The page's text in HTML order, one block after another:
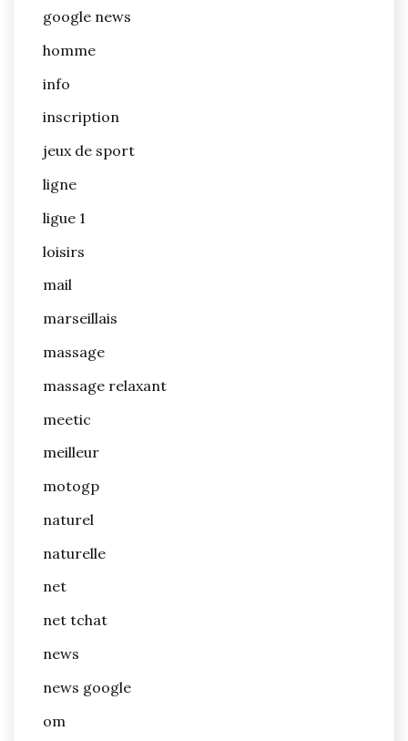
google news
homme
info
inscription
jeux de sport
ligne
ligue 1
loisirs
mail
marseillais
massage
massage relaxant
meetic
meilleur
motogp
naturel
naturelle
net
net tchat
news
news google
om